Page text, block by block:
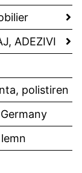
ADEZIVI
polistiren